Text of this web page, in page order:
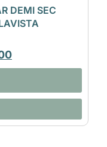
DEMI SEC